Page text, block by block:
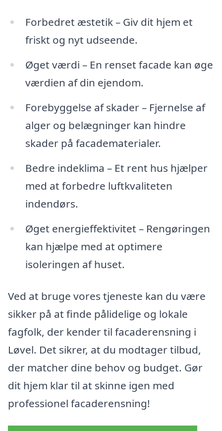
Forbedret æstetik – Giv dit hjem et
friskt og nyt udseende.
Øget værdi – En renset facade kan øge
værdien af din ejendom.
Forebyggelse af skader – Fjernelse af
alger og belægninger kan hindre
skader på facadematerialer.
Bedre indeklima – Et rent hus hjælper
med at forbedre luftkvaliteten
indendørs.
Øget energieffektivitet – Rengøringen
kan hjælpe med at optimere
isoleringen af huset.
Ved at bruge vores tjeneste kan du være
sikker på at finde pålidelige og lokale
fagfolk, der kender til facaderensning i
Løvel. Det sikrer, at du modtager tilbud,
der matcher dine behov og budget. Gør
dit hjem klar til at skinne igen med
professionel facaderensning!